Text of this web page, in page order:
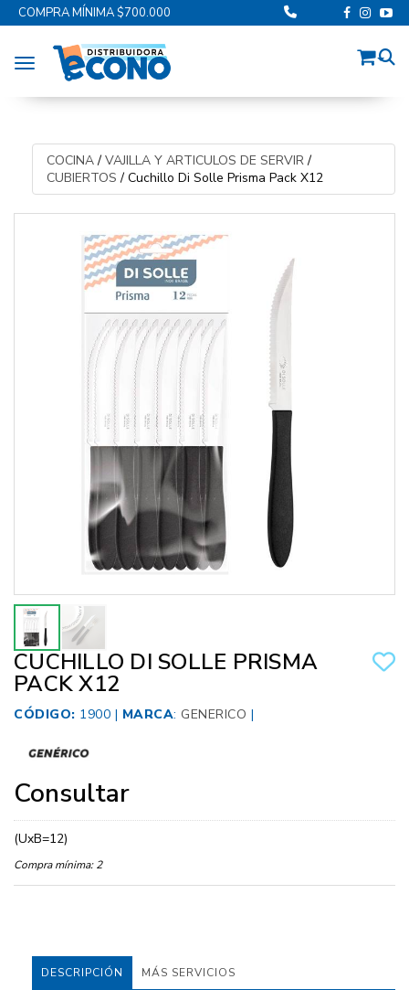
COMPRA MÍNIMA $700.000
Toggle navigation
COCINA/ VAJILLA Y ARTICULOS DE SERVIR/
CUBIERTOS / Cuchillo Di Solle Prisma Pack X12
CUCHILLO DI SOLLE PRISMA
PACK X12
CÓDIGO: 1900 | MARCA: GENERICO |
Consultar
(UxB=12)
Compra mínima: 2
DESCRIPCIÓN MÁS SERVICIOS